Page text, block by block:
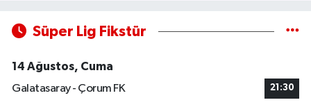
Süper Lig Fikstür
14 Ağustos, Cuma
Galatasaray - Çorum FK
21:30